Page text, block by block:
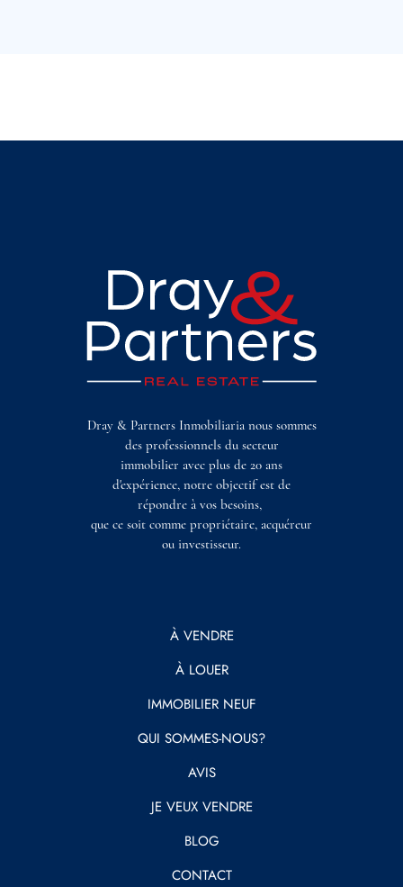
Dray & Partners Inmobiliaria nous sommes
des professionnels du secteur
immobilier avec plus de 20 ans
d'expérience, notre objectif est de
répondre à vos besoins,
que ce soit comme propriétaire, acquéreur
ou investisseur.
À VENDRE
À LOUER
IMMOBILIER NEUF
QUI SOMMES-NOUS?
AVIS
JE VEUX VENDRE
BLOG
CONTACT